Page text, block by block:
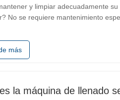
y limpiar adecuadamente
No se requiere mantenimiento
y el disco de molienda…
más
la máquina de llenado